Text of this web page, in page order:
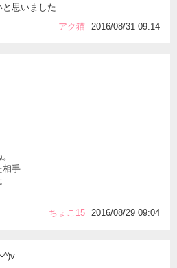
思いました
アク猫
2016/08/31 09:14
相手
ちょこ15
2016/08/29 09:04
^)v